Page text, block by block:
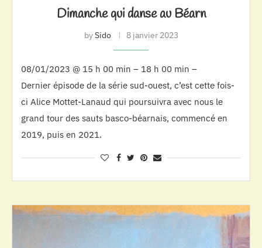
Dimanche qui danse au Béarn
bySido 8 janvier 2023
08/01/2023 @ 15 h 00 min – 18 h 00 min –
Dernier épisode de la série sud-ouest, c’est cette fois-
ci Alice Mottet-Lanaud qui poursuivra avec nous le
grand tour des sauts basco-béarnais, commencé en
2019, puis en 2021.